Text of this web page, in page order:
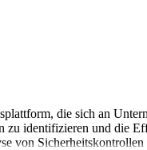
die sich an
zu identifizieren und die
von